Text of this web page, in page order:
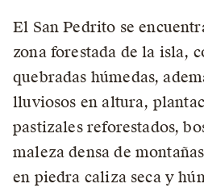
El San Pedrito se
zona forestada de la isla,
quebradas húmedas,
lluviosos en altura,
pastizales reforestados,
maleza densa de
en piedra caliza seca y